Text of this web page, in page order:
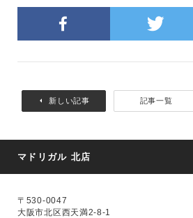
新しい記事 記事一覧
マドリガル 北店
〒530-0047
大阪市北区西天満2-8-1